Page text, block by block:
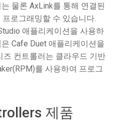
물론 AxLink를 통해 연결된
로그래밍할 수 있습니다.
애플리케이션을 사용하
Cafe Duet 애플리케이션을
즈 컨트롤러는 클라우드 기반
를 사용하여 프로그
제품